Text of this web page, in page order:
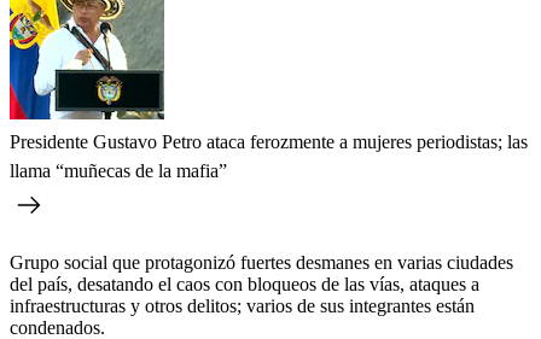
Presidente Gustavo Petro ataca ferozmente a mujeres periodistas; las
llama “muñecas de la mafia”
Grupo social que protagonizó fuertes desmanes en varias ciudades
del país, desatando el caos con bloqueos de las vías, ataques a
infraestructuras y otros delitos; varios de sus integrantes están
condenados.